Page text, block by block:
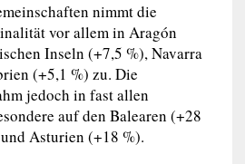
nimmt die
vor allem in Aragón
Inseln (+7,5 %), Navarra
(+5,1 %) zu. Die
jedoch in fast allen
auf den Balearen (+28
Asturien (+18 %).